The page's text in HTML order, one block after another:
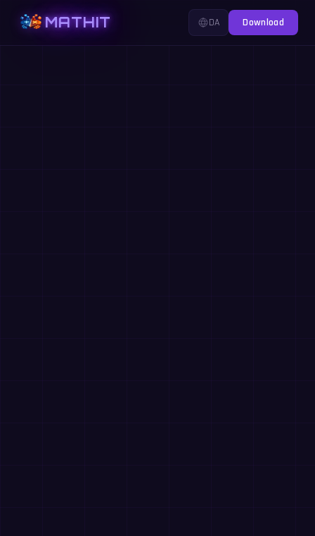
MATHIT DA Download